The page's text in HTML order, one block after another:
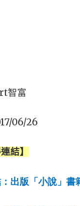
智富
06/26
結】
出版「小說」書